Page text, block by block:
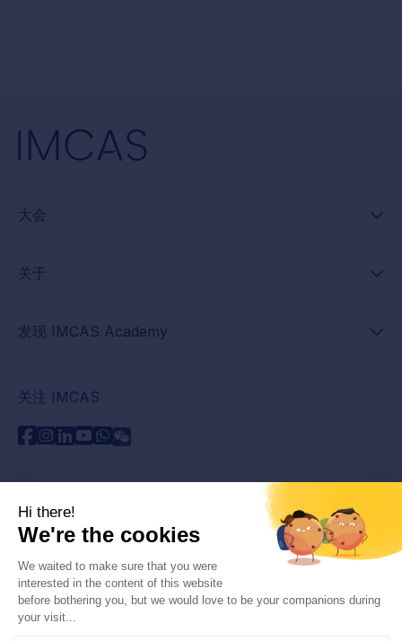
大会
关于
发现 IMCAS Academy
关注 IMCAS
联系我们
阅读常见问题解答
隐私政策